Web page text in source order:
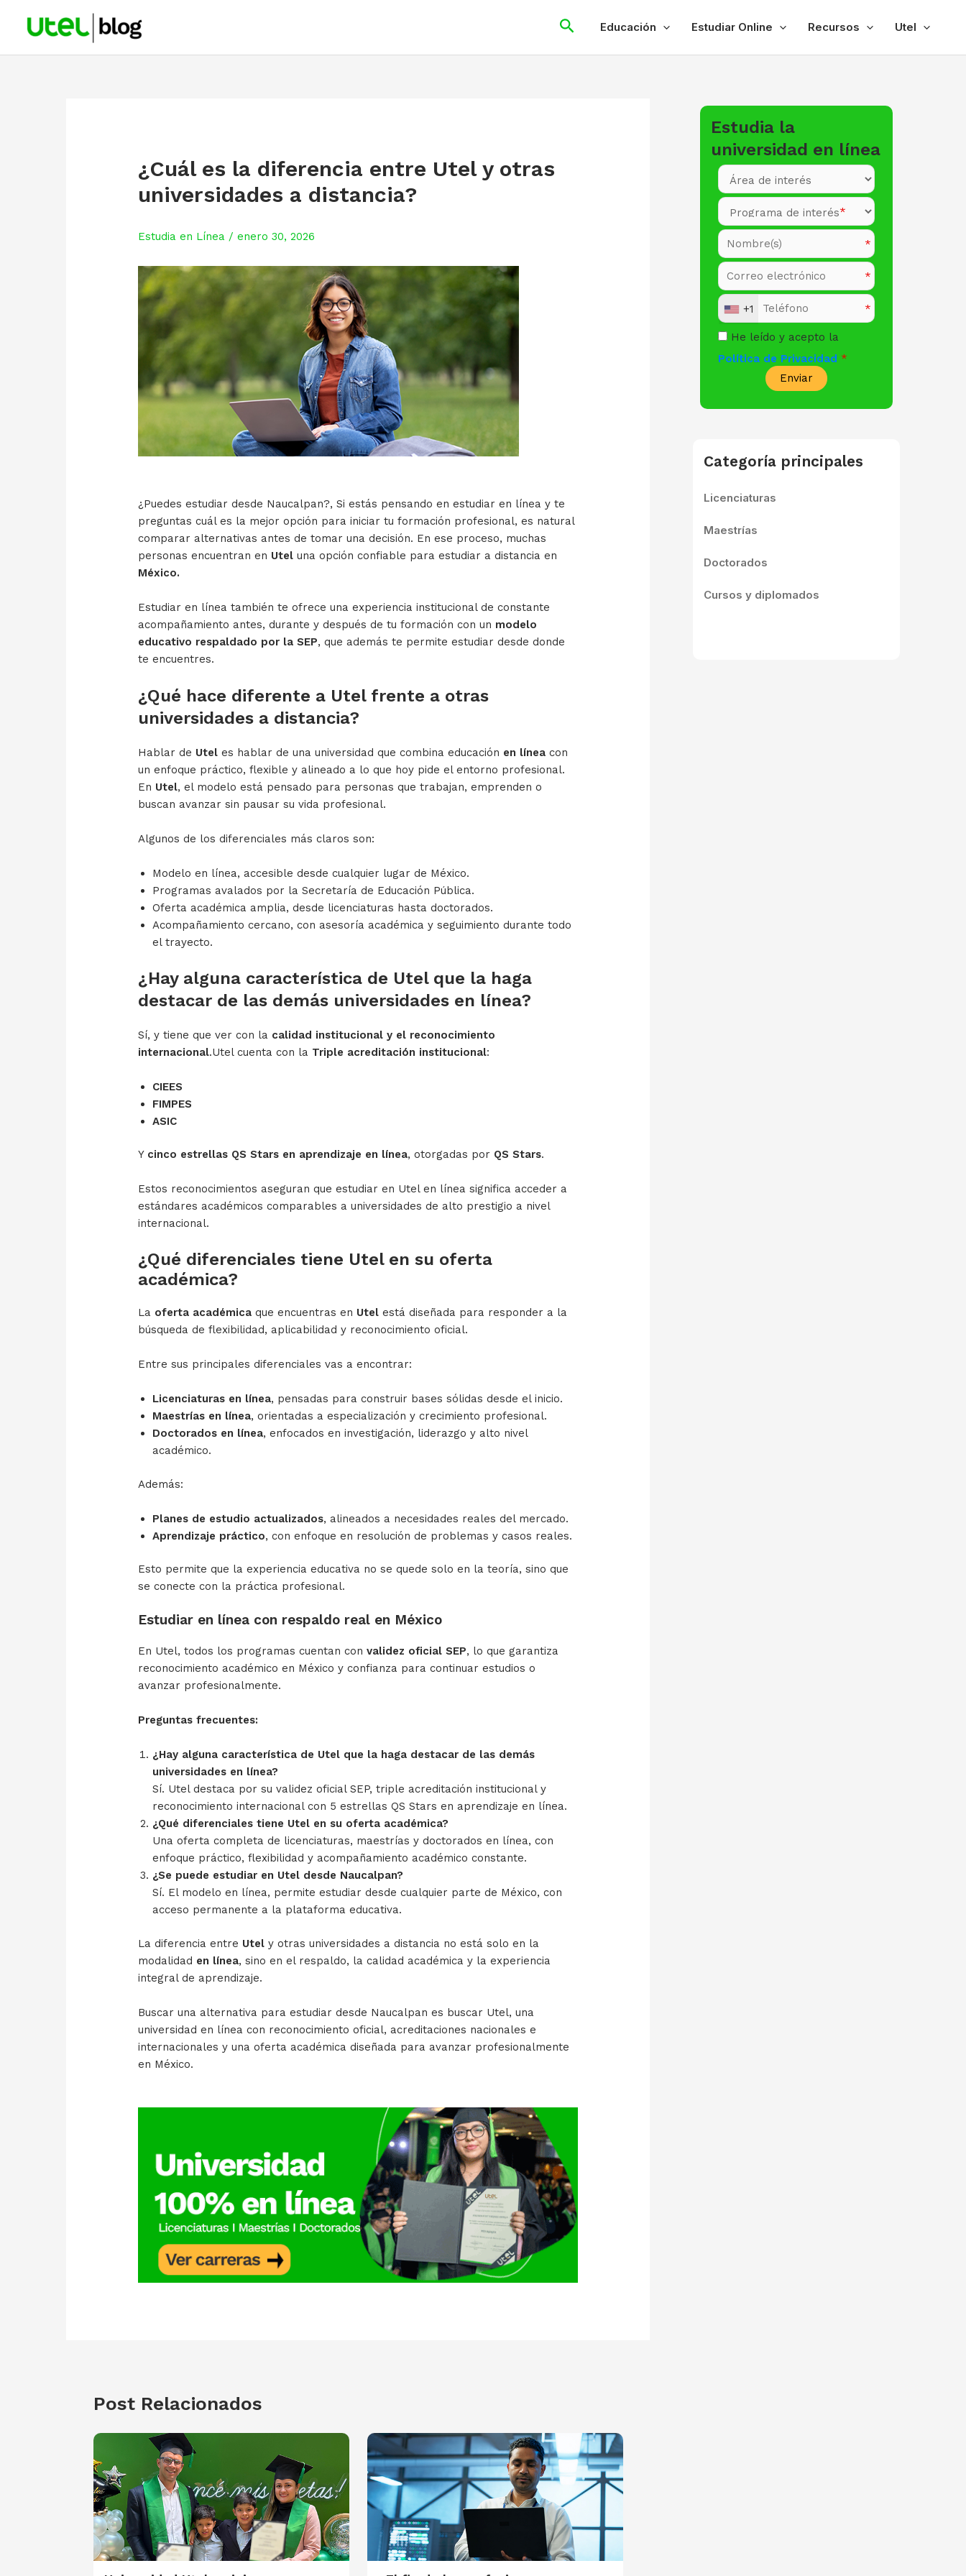
SearchEducación Estudiar Online Recursos Utel
¿Cuál es la diferencia entre Utel y otras
universidades a distancia?
Estudia en Línea /enero 30, 2026
¿Puedes estudiar desde Naucalpan?, Si estás pensando en estudiar en línea y te
preguntas cuál es la mejor opción para iniciar tu formación profesional, es natural
comparar alternativas antes de tomar una decisión. En ese proceso, muchas
personas encuentran en Utel una opción confiable para estudiar a distancia en
México.
Estudiar en línea también te ofrece una experiencia institucional de constante
acompañamiento antes, durante y después de tu formación con un modelo
educativo respaldado por la SEP, que además te permite estudiar desde donde
te encuentres.
¿Qué hace diferente a Utel frente a otras
universidades a distancia?
Hablar de Utel es hablar de una universidad que combina educación en línea con
un enfoque práctico, flexible y alineado a lo que hoy pide el entorno profesional.
En Utel, el modelo está pensado para personas que trabajan, emprenden o
buscan avanzar sin pausar su vida profesional.
Algunos de los diferenciales más claros son:
Modelo en línea, accesible desde cualquier lugar de México.
Programas avalados por la Secretaría de Educación Pública.
Oferta académica amplia, desde licenciaturas hasta doctorados.
Acompañamiento cercano, con asesoría académica y seguimiento durante todo
el trayecto.
¿Hay alguna característica de Utel que la haga
destacar de las demás universidades en línea?
Sí, y tiene que ver con la calidad institucional y el reconocimiento
internacional.Utel cuenta con la Triple acreditación institucional:
CIEES
FIMPES
ASIC
Y cinco estrellas QS Stars en aprendizaje en línea, otorgadas por QS Stars.
Estos reconocimientos aseguran que estudiar en Utel en línea significa acceder a
estándares académicos comparables a universidades de alto prestigio a nivel
internacional.
¿Qué diferenciales tiene Utel en su oferta
académica?
La oferta académicaque encuentras en Utelestá diseñada para responder a la
búsqueda de flexibilidad, aplicabilidad y reconocimiento oficial.
Entre sus principales diferenciales vas a encontrar:
Licenciaturas en línea, pensadas para construir bases sólidas desde el inicio.
Maestrías en línea, orientadas a especialización y crecimiento profesional.
Doctorados en línea, enfocados en investigación, liderazgo y alto nivel
académico.
Además:
Planes de estudio actualizados, alineados a necesidades reales del mercado.
Aprendizaje práctico, con enfoque en resolución de problemas y casos reales.
Esto permite que la experiencia educativa no se quede solo en la teoría, sino que
se conecte con la práctica profesional.
Estudiar en línea con respaldo real en México
En Utel, todos los programas cuentan convalidez oficial SEP, lo que garantiza
reconocimiento académico en México y confianza para continuar estudios o
avanzar profesionalmente.
Preguntas frecuentes:
¿Hay alguna característica de Utel que la haga destacar de las demás
universidades en línea?
Sí. Utel destaca por su validez oficial SEP, triple acreditación institucional y
reconocimiento internacional con 5 estrellas QS Stars en aprendizaje en línea.
¿Qué diferenciales tiene Utel en su oferta académica?
Una oferta completa de licenciaturas, maestrías y doctorados en línea, con
enfoque práctico, flexibilidad y acompañamiento académico constante.
¿Se puede estudiar en Utel desde Naucalpan?
Sí. El modelo en línea, permite estudiar desde cualquier parte de México, con
acceso permanente a la plataforma educativa.
La diferencia entre Utel y otras universidades a distancia no está solo en la
modalidad en línea, sino en el respaldo, la calidad académica y la experiencia
integral de aprendizaje.
Buscar una alternativa para estudiar desde Naucalpan es buscar Utel, una
universidad en línea con reconocimiento oficial, acreditaciones nacionales e
internacionales y una oferta académica diseñada para avanzar profesionalmente
en México.
Post Relacionados
Estudia la
universidad en línea
+1
He leído y acepto la
Política de Privacidad
Enviar
Categoría principales
Licenciaturas
Maestrías
Doctorados
Cursos y diplomados